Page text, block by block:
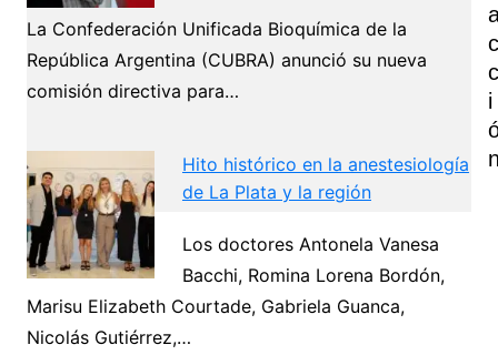
La Confederación Unificada Bioquímica de la
República Argentina (CUBRA) anunció su nueva
comisión directiva para…
Hito histórico en la anestesiología
de La Plata y la región
Los doctores Antonela Vanesa
Bacchi, Romina Lorena Bordón,
Marisu Elizabeth Courtade, Gabriela Guanca,
Nicolás Gutiérrez,…
I
Navegación
de
entradas